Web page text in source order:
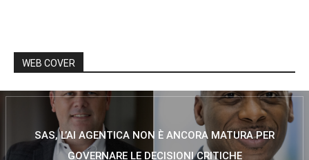
WEB COVER
SAS, L’AI AGENTICA NON È ANCORA MATURA PER
GOVERNARE LE DECISIONI CRITICHE